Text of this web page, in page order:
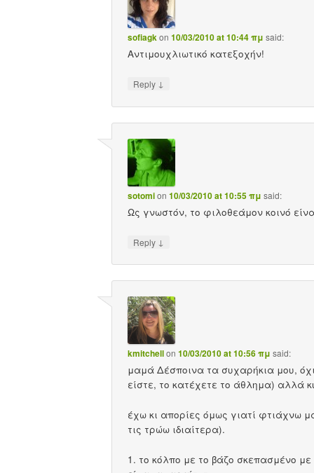
sofiagkon 10/03/2010 at 10:44 πμ said:
Αντιμουχλιωτικό κατεξοχήν!
Reply ↓
sotomion 10/03/2010 at 10:55 πμ said:
Ως γνωστόν, το φιλοθεάμον κοινό
Reply ↓
kmitchellon 10/03/2010 at 10:56 πμ said:
μαμά Δέσποινα τα συχαρήκια μου,
είστε, το κατέχετε το άθλημα) αλλά
έχω κι απορίες όμως γιατί φτιάχνω
τις τρώω ιδιαίτερα).
1. το κόλπο με το βάζο σκεπασμένο